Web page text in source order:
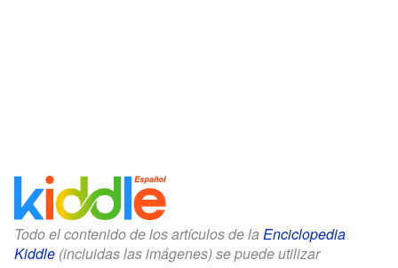
Todo el contenido de los artículos de la Enciclopedia
Kiddle (incluidas las imágenes) se puede utilizar